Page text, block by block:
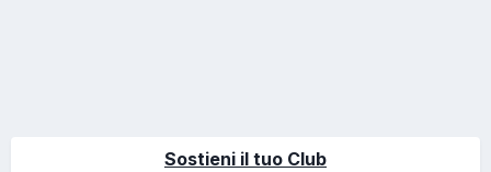
Sostieni il tuo Club